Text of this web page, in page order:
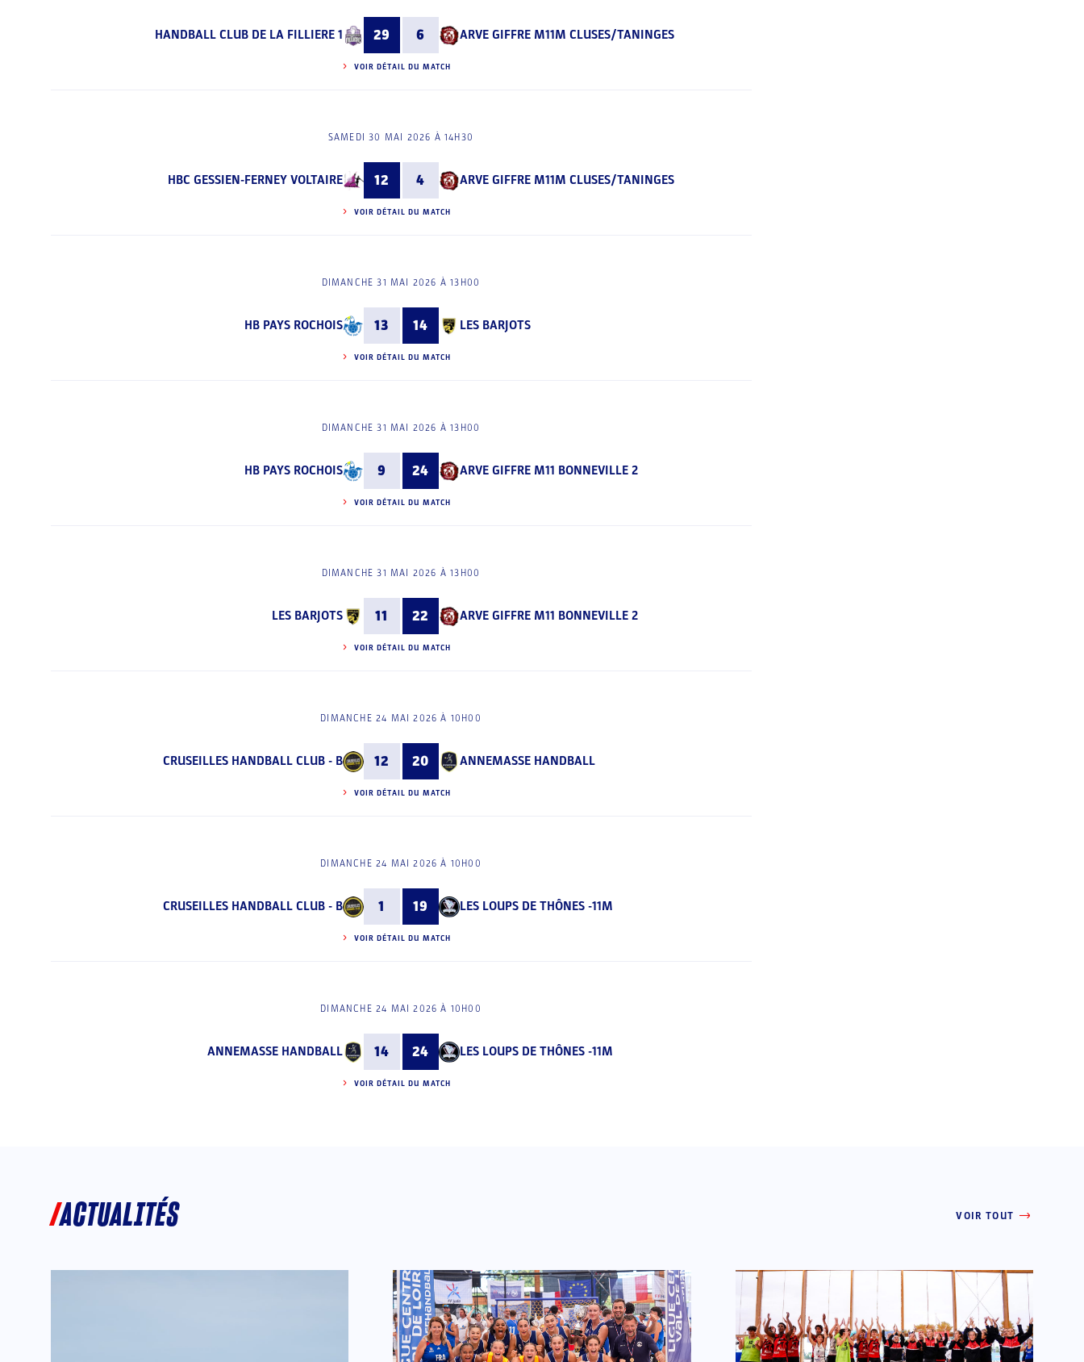
HANDBALL CLUB DE LA FILLIERE 1 29 6 ARVE GIFFRE M11M CLUSES/TANINGES
VOIR DÉTAIL DU MATCH
SAMEDI 30 MAI 2026 À 14H30
HBC GESSIEN-FERNEY VOLTAIRE 12 4 ARVE GIFFRE M11M CLUSES/TANINGES
VOIR DÉTAIL DU MATCH
DIMANCHE 31 MAI 2026 À 13H00
HB PAYS ROCHOIS 13 14 LES BARJOTS
VOIR DÉTAIL DU MATCH
DIMANCHE 31 MAI 2026 À 13H00
HB PAYS ROCHOIS 9 24 ARVE GIFFRE M11 BONNEVILLE 2
VOIR DÉTAIL DU MATCH
DIMANCHE 31 MAI 2026 À 13H00
LES BARJOTS 11 22 ARVE GIFFRE M11 BONNEVILLE 2
VOIR DÉTAIL DU MATCH
DIMANCHE 24 MAI 2026 À 10H00
CRUSEILLES HANDBALL CLUB - B 12 20 ANNEMASSE HANDBALL
VOIR DÉTAIL DU MATCH
DIMANCHE 24 MAI 2026 À 10H00
CRUSEILLES HANDBALL CLUB - B 1 19 LES LOUPS DE THÔNES -11M
VOIR DÉTAIL DU MATCH
DIMANCHE 24 MAI 2026 À 10H00
ANNEMASSE HANDBALL 14 24 LES LOUPS DE THÔNES -11M
VOIR DÉTAIL DU MATCH
ACTUALITÉS VOIR TOUT